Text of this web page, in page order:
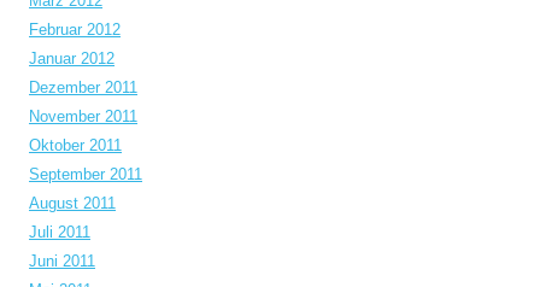
Februar 2012
Januar 2012
Dezember 2011
November 2011
Oktober 2011
September 2011
August 2011
Juli 2011
Juni 2011